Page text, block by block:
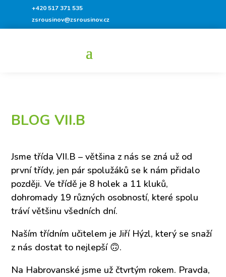
+420 517 371 535
zsrousinov@zsrousinov.cz
BLOG VII.B
Jsme třída VII.B – většina z nás se zná už od
první třídy, jen pár spolužáků se k nám přidalo
později. Ve třídě je 8 holek a 11 kluků,
dohromady 19 různých osobností, které spolu
tráví většinu všedních dní.
Naším třídním učitelem je Jiří Hýzl, který se snaží
z nás dostat to nejlepší 🙃.
Na Habrovanské jsme už čtvrtým rokem. Pravda,